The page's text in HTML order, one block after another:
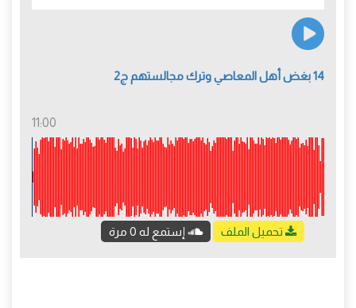
14 بغض أهل المعاصي وترك مجالستهم ج2
11:00
تحميل الملف إستمع له 0 مرة